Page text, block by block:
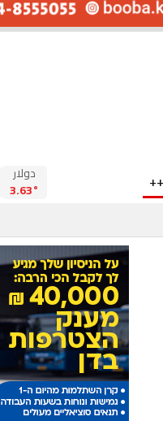
دولار
3.63°